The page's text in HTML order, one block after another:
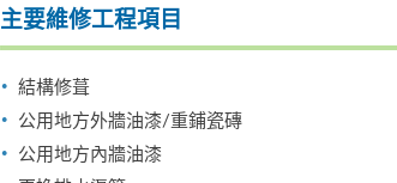
主要維修工程項目
結構修葺
公用地方外牆油漆/重鋪瓷磚
公用地方內牆油漆